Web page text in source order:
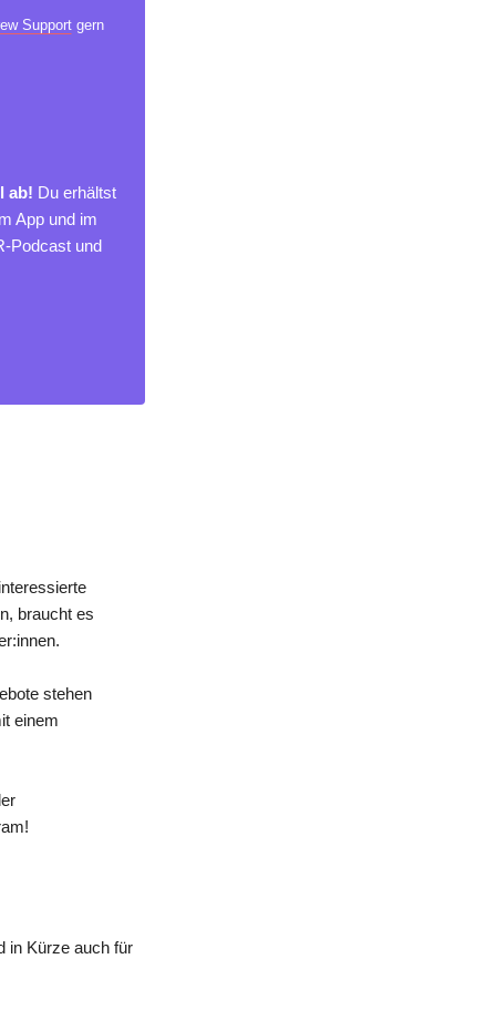
Supportgern
ab! Du erhältst
App und im
Podcast und
braucht es
stehen
einem
in Kürze auch für